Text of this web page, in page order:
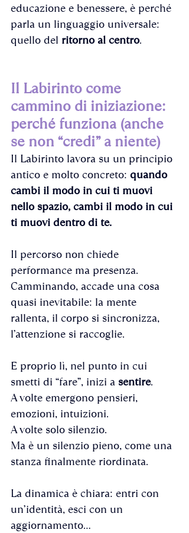
educazione e benessere, è perché
parla un linguaggio universale:
quello del ritorno al centro.
Il Labirinto come
cammino di iniziazione:
perché funziona (anche
se non “credi” a niente)
Il Labirinto lavora su un principio
antico e molto concreto: quando
cambi il modo in cui ti muovi
nello spazio, cambi il modo in cui
ti muovi dentro di te.
Il percorso non chiede
performance ma presenza.
Camminando, accade una cosa
quasi inevitabile: la mente
rallenta, il corpo si sincronizza,
l’attenzione si raccoglie.
E proprio lì, nel punto in cui
smetti di “fare”, inizi a sentire.
A volte emergono pensieri,
emozioni, intuizioni.
A volte solo silenzio.
Ma è un silenzio pieno, come una
stanza finalmente riordinata.
La dinamica è chiara: entri con
un’identità, esci con un
aggiornamento...